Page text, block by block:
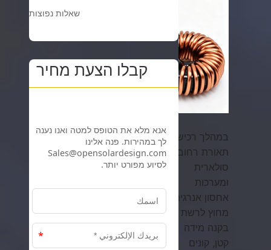
במהלך רכישת
תאורת רחוב
סולארית
ומערכות
אחסון אנרגיה
מחוץ לרשת
בקנה מידה
קטן, קונים
שאלות נפוצות
קבלו הצעת מחיר